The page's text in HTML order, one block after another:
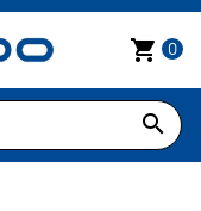
shopping_cart 0
search